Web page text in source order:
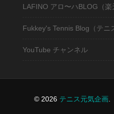
LAFINO アロ〜ハBLOG（楽
Fukkey's Tennis Blog（テニ
YouTube チャンネル
© 2026 テニス元気企画.